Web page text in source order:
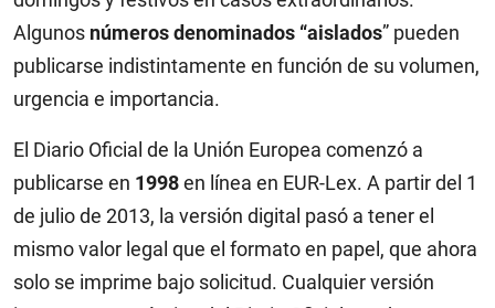
Algunos números denominados “aislados” pueden
publicarse indistintamente en función de su volumen,
urgencia e importancia.
El Diario Oficial de la Unión Europea comenzó a
publicarse en 1998en línea en EUR-Lex. A partir del 1
de julio de 2013, la versión digital pasó a tener el
mismo valor legal que el formato en papel, que ahora
solo se imprime bajo solicitud. Cualquier versión